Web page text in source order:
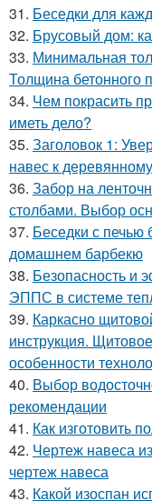
31. Беседки для
32. Брусовый дом:
33. Минимальная
Толщина бетонного
34. Чем покрасить
иметь дело?
35. Заголовок 1:
навес к
36. Забор на
столбами. Выбор
37. Беседки с печью
домашнем барбекю
38. Безопасность и
ЭППС в системе
39. Каркасно
инструкция.
особенности
40. Выбор
рекомендации
41. Как изготовить
42. Чертеж навеса
чертеж навеса
43. Какой изоспан